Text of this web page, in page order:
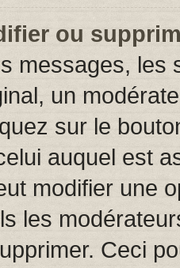
ou
messages, les
un
sur le
auquel est
modifier une
les
Ceci